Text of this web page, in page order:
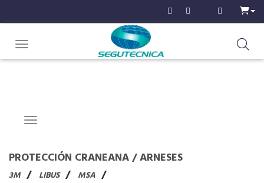
Toggle navigation
Navigation ein-/ausblenden
PROTECCIÓN CRANEANA/ARNESES
3M LIBUS
MSA